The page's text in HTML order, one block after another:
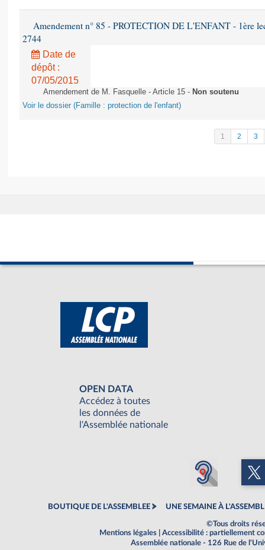
Amendement n° 85 - PROTECTION DE L'ENFANT - 1ère
2744
Date de
dépôt :
07/05/2015
Amendement de M. Fasquelle - Article 15 - Non soutenu
Voir le dossier (Famille : protection de l'enfant)
1 2 3
OPEN DATA
Accédez à toutes
les données de
l'Assemblée nationale
BOUTIQUE DE L'ASSEMBLEE UNE SEMAINE À
©Tous droits
Mentions légales
Accessibilité : partiellement
Assemblée nationale - 126 Rue de